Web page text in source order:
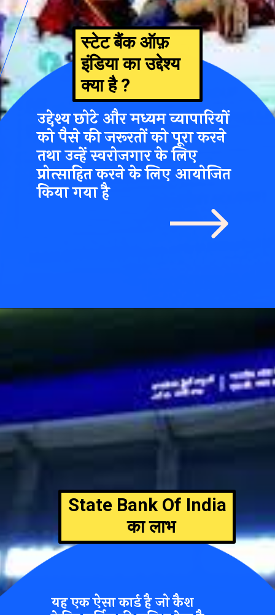
स्टेट बैंक ऑफ़
इंडिया का उद्देश्य
क्या है ?
उद्देश्य छोटे और मध्यम व्यापारियों
को पैसे की जरूरतों को पूरा करने
तथा उन्हें स्वरोजगार के लिए
प्रोत्साहित करने के लिए आयोजित
किया गया है
State Bank Of India
का लाभ
यह एक ऐसा कार्ड है जो कैश